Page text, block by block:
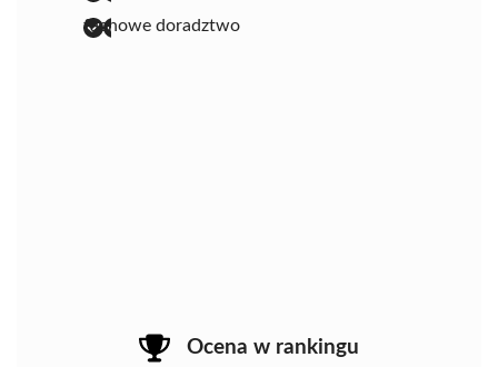
fachowe doradztwo
Ocena w rankingu